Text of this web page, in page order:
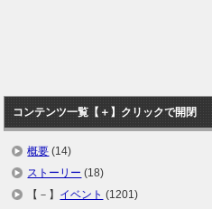
コンテンツ一覧【＋】クリックで開閉
概要 (14)
ストーリー (18)
【－】 イベント (1201)